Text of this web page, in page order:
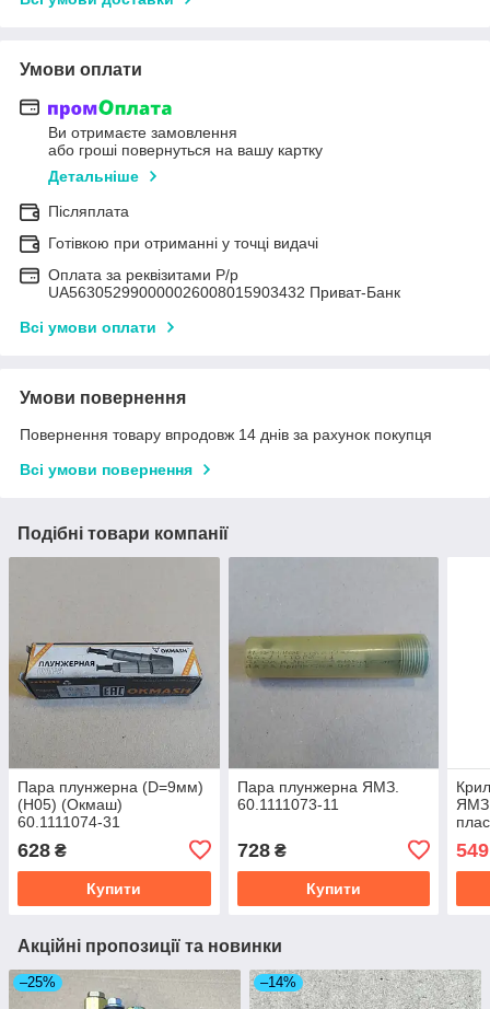
Умови оплати
Ви отримаєте замовлення
або гроші повернуться на вашу картку
Детальніше
Післяплата
Готівкою при отриманні у точці видачі
Оплата за реквізитами Р/р
UA563052990000026008015903432 Приват-Банк
Всі умови оплати
Умови повернення
Повернення товару впродовж 14 днів за рахунок покупця
Всі умови повернення
Подібні товари компанії
Пара плунжерна (D=9мм)
(Н05) (Окмаш)
60.1111074-31
628 ₴
Купити
Пара плунжерна ЯМЗ.
60.1111073-11
728₴
Купити
549
Акційні пропозиції та новинки
–25% –14%